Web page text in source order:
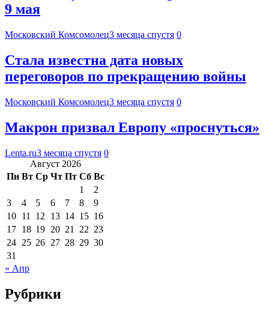
9 мая
Московский Комсомолец3 месяца спустя 0
Стала известна дата новых
переговоров по прекращению войны
Московский Комсомолец3 месяца спустя 0
Макрон призвал Европу «проснуться»
Lenta.ru3 месяца спустя 0
Август 2026
Пн Вт Ср Чт Пт Сб Вс
1
2
3
4 5 6 7 8
9
10 11 12 13 14 15 16
17 18 19 20 21 22 23
24 25 26 27 28 29 30
31
« Апр
Рубрики